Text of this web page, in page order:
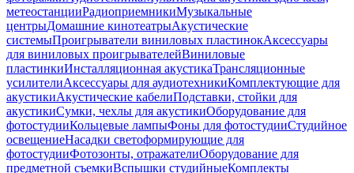
метеостанцииРадиоприемникиМузыкальные
центрыДомашние кинотеатрыАкустические
системыПроигрыватели виниловых пластинокАксессуары
для виниловых проигрывателейВиниловые
пластинкиИнсталляционная акустикаТрансляционные
усилителиАксессуары для аудиотехникиКомплектующие для
акустикиАкустические кабелиПодставки, стойки для
акустикиСумки, чехлы для акустикиОборудование для
фотостудииКольцевые лампыФоны для фотостудииСтудийное
освещениеНасадки светоформирующие для
фотостудииФотозонты, отражателиОборудование для
предметной съемкиВспышки студийныеКомплекты